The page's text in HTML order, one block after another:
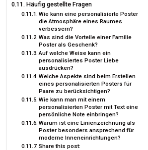
Häufig gestellte Fragen
Wie kann eine personalisierte Poster
die Atmosphäre eines Raumes
verbessern?
Was sind die Vorteile einer Familie
Poster als Geschenk?
Auf welche Weise kann ein
personalisiertes Poster Liebe
ausdrücken?
Welche Aspekte sind beim Erstellen
eines personalisierten Posters für
Paare zu berücksichtigen?
Wie kann man mit einem
personalisierten Poster mit Text eine
persönliche Note einbringen?
Warum ist eine Linienzeichnung als
Poster besonders ansprechend für
moderne Inneneinrichtungen?
Share this post: